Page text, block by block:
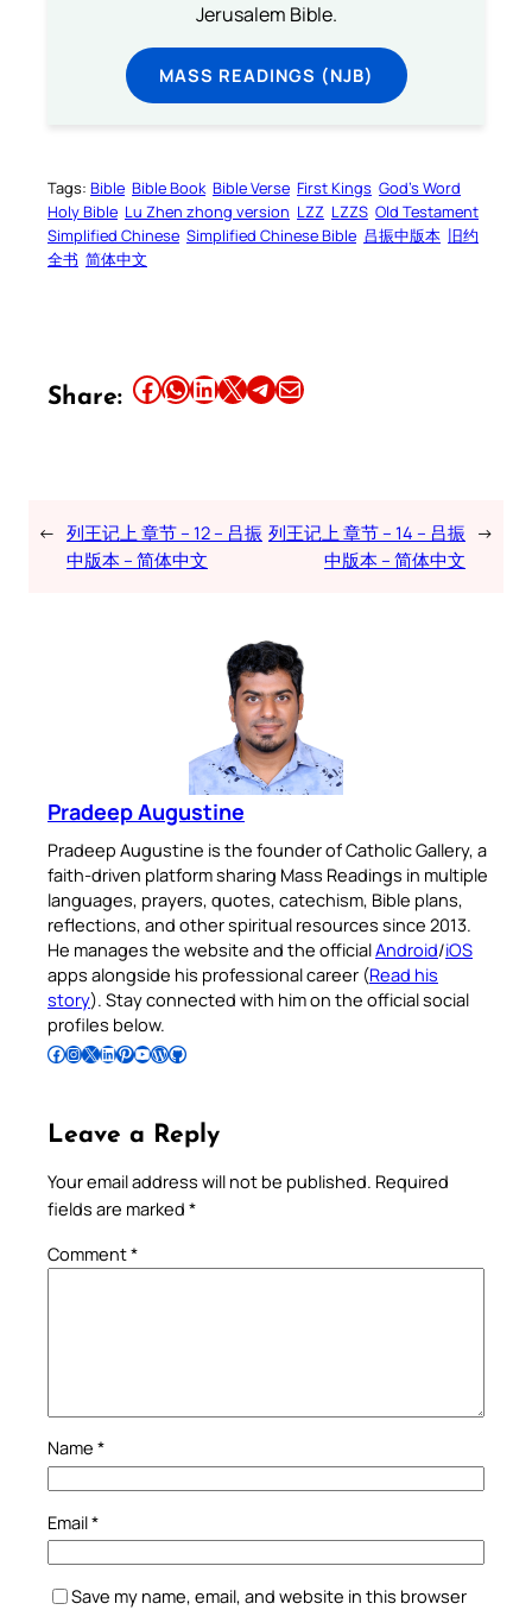
Jerusalem Bible.
MASS READINGS (NJB)
Tags: Bible Bible Book Bible Verse First Kings God’s Word
Holy Bible Lu Zhen zhong version LZZ LZZS Old Testament
Simplified Chinese Simplified Chinese Bible 吕振中版本 旧约
全书 简体中文
Share: Share this article on Facebook Share this article on WhatsApp Share this article on LinkedIn Share this article on X Share this article on TelegramEmail this Article
← 列王记上 章节 – 12 – 吕振
中版本 – 简体中文
列王记上 章节 – 14 – 吕振
中版本 – 简体中文
→
Pradeep Augustine
Pradeep Augustine is the founder of Catholic Gallery, a
faith-driven platform sharing Mass Readings in multiple
languages, prayers, quotes, catechism, Bible plans,
reflections, and other spiritual resources since 2013.
He manages the website and the officialAndroid/iOS
apps alongside his professional career (Read his
story). Stay connected with him on the official social
profiles below.
Follow Pradeep on Facebook Follow Pradeep on InstagramFollow Pradeep on X Follow Pradeep on LinkedIn Follow Pradeep on Pinterest Subscribe to Pradeep’s Youtube Channel Follow Pradeep on WordPress Follow Pradeep on GitHub
Leave a Reply
Your email address will not be published. Required
fields are marked *
Comment*
Name *
Email*
Save my name, email, and website in this browser